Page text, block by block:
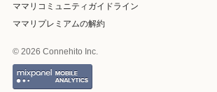
ママリコミュニティガイドライン
ママリプレミアムの解約
© 2026 Connehito Inc.